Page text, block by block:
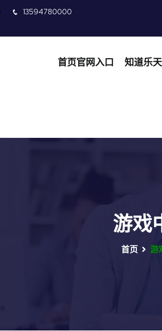
13594780000
首页官网入口 知道乐
游戏
首页 游